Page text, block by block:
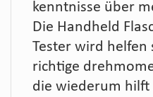
kenntnisse über
Die Handheld
Tester wird helfen
richtige
die wiederum hilft